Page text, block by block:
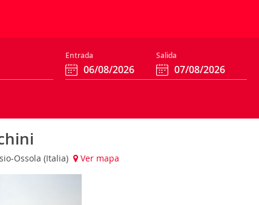
Entrada Salida
Ossola (Italia) Ver mapa